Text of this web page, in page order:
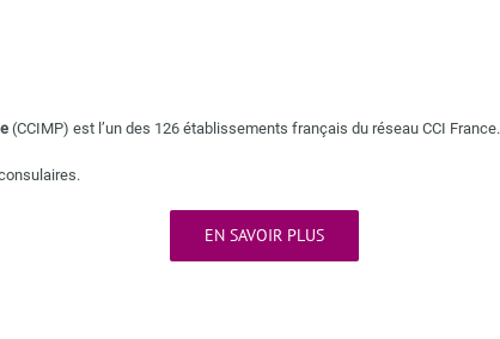
(CCIMP) est l’un des 126 établissements français du réseau CCI France.
.
EN SAVOIR PLUS